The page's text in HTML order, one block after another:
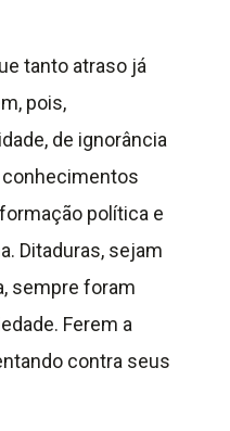
tanto atraso já
pois,
de ignorância
conhecimentos
política e
Ditaduras, sejam
sempre foram
Ferem a
contra seus